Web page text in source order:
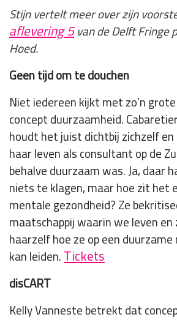
Stijn vertelt meer over zijn
aflevering 5van de Delft Fringe
Hoed.
Geen tijd om te douchen
Niet iedereen kijkt met zo’n
concept duurzaamheid.
houdt het juist dichtbij zichzelf
haar leven als consultant op de
behalve duurzaam was. Ja, daar
niets te klagen, maar hoe zit het
mentale gezondheid? Ze
maatschappij waarin we leven
haarzelf hoe ze op een
kan leiden.Tickets
disCART
Kelly Vanneste betrekt dat